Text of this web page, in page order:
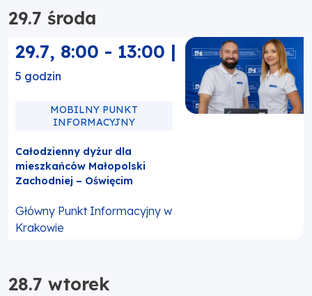
29.7 środa
29.7, 8:00 - 13:00 |
5 godzin
MOBILNY PUNKT
INFORMACYJNY
Całodzienny dyżur dla
mieszkańców Małopolski
Zachodniej – Oświęcim
Główny Punkt Informacyjny w
Krakowie
28.7 wtorek